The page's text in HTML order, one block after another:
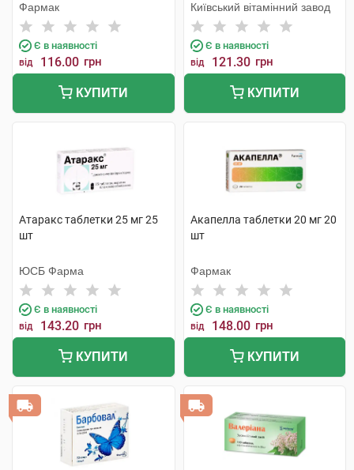
Фармак
Є в наявності
від 116.00 грн
КУПИТИ
Київський вітамінний завод
Є в наявності
від 121.30 грн
КУПИТИ
Атаракс таблетки 25 мг 25
шт
ЮСБ Фарма
Є в наявності
від 143.20 грн
КУПИТИ
Акапелла таблетки 20 мг 20
шт
Фармак
Є в наявності
від 148.00 грн
КУПИТИ